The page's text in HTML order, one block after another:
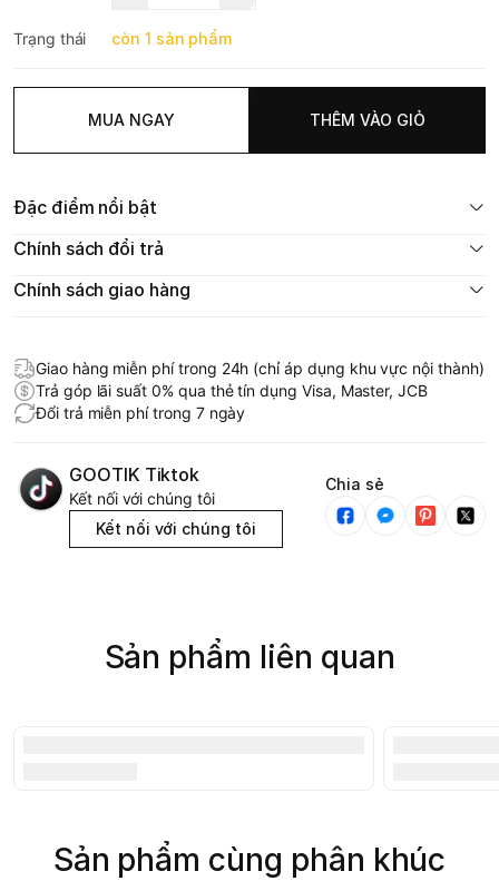
Trạng thái còn 1 sản phẩm
MUA NGAY THÊM VÀO GIỎ
Đặc điểm nổi bật
Chính sách đổi trả
Chính sách giao hàng
Giao hàng miễn phí trong 24h (chỉ áp dụng khu vực nội thành)
Trả góp lãi suất 0% qua thẻ tín dụng Visa, Master, JCB
Đổi trả miễn phí trong 7 ngày
GOOTIK Tiktok
Kết nối với chúng tôi
Kết nối với chúng tôi
Chia sẻ
Sản phẩm liên quan
Sản phẩm cùng phân khúc